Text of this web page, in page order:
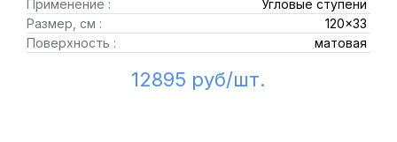
Применение :
Угловые ступени
Размер, см :
120x33
Поверхность :
матовая
12895 руб/шт.